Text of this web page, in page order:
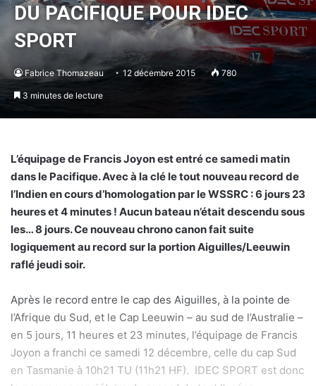
DU PACIFIQUE POUR IDEC
SPORT
Fabrice Thomazeau 12 décembre 2015 780
3 minutes de lecture
L’équipage de Francis Joyon est entré ce samedi matin
dans le Pacifique. Avec à la clé le tout nouveau record de
l’Indien en cours d’homologation par le WSSRC : 6 jours 23
heures et 4 minutes ! Aucun bateau n’était descendu sous
les… 8 jours. Ce nouveau chrono canon fait suite
logiquement au record sur la portion Aiguilles/Leeuwin
raflé jeudi soir.
Après le record entre le cap des Aiguilles, à la pointe de
l’Afrique du Sud, et le Cap Leeuwin – au sud de l’Australie –
en 5 jours, 11 heures et 23 minutes, l’équipage de Francis
Joyon a franchi ce samedi 12 décembre, celle du cap Sud
en Tasmanie à 10h21 TU (11h21 HF). IDEC SPORT est donc